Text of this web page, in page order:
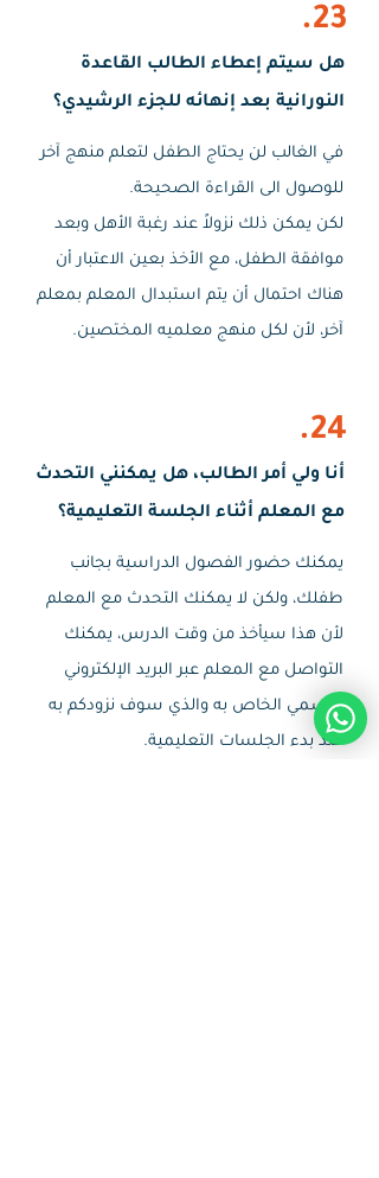
23.
هل سيتم إعطاء الطالب القاعدة
النورانية بعد إنهائه للجزء الرشيدي؟
في الغالب لن يحتاج الطفل لتعلم منهج آخر
للوصول الى القراءة الصحيحة.
لكن يمكن ذلك نزولاً عند رغبة الأهل وبعد
موافقة الطفل، مع الأخذ بعين الاعتبار أن
هناك احتمال أن يتم استبدال المعلم بمعلم
آخر، لأن لكل منهج معلميه المختصين.
24.
أنا ولي أمر الطالب، هل يمكنني التحدث
مع المعلم أثناء الجلسة التعليمية؟
يمكنك حضور الفصول الدراسية بجانب
طفلك، ولكن لا يمكنك التحدث مع المعلم
لأن هذا سيأخذ من وقت الدرس، يمكنك
التواصل مع المعلم عبر البريد الإلكتروني
الرسمي الخاص به والذي سوف نزودكم به
عند بدء الجلسات التعليمية.